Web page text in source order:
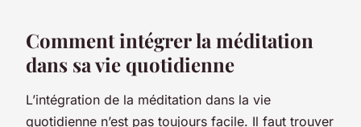
Comment intégrer la méditation
dans sa vie quotidienne
L’intégration de la méditation dans la vie
quotidienne n’est pas toujours facile. Il faut trouver